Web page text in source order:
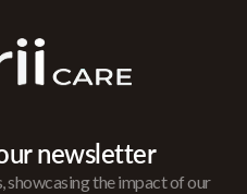
newsletter
showcasing the impact of our